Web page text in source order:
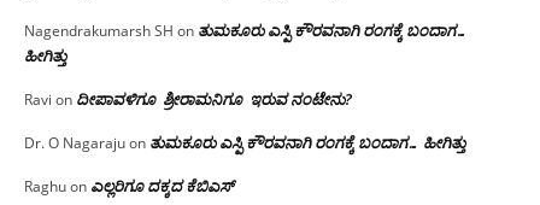
Nagendrakumarsh SH on ತುಮಕೂರು ಎಸ್ಪಿ ಕೌರವನಾಗಿ ರಂಗಕ್ಕೆ ಬಂದಾಗ…
ಹೀಗಿತ್ತು
Ravi on ದೀಪಾವಳಿಗೂ ಶ್ರೀರಾಮನಿಗೂ ಇರುವ ನಂಟೇನು?
Dr. O Nagarajuon ತುಮಕೂರು ಎಸ್ಪಿ ಕೌರವನಾಗಿ ರಂಗಕ್ಕೆ ಬಂದಾಗ… ಹೀಗಿತ್ತು
Raghuon ಎಲ್ಲರಿಗೂ ದಕ್ಕದ ಕೆಬಿಎಸ್